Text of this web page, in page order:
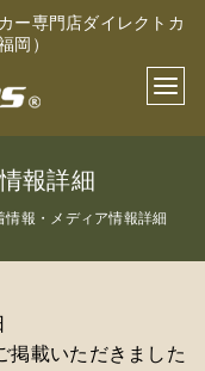
ー専門店ダイレクトカ
岡）
報詳細
情報・メディア情報詳細
掲載いただきました